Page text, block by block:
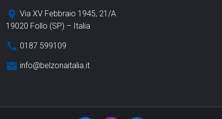
place Via XV Febbraio 1945, 21/A
19020 Follo (SP) – Italia
call 0187 599109​
email info@belzonaitalia.it